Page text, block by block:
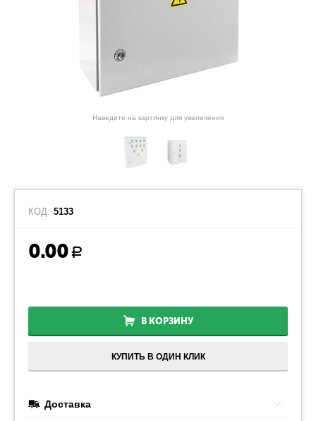
Наведите на картинку для увеличения
КОД: 5133
0.00 Р
В КОРЗИНУ
КУПИТЬ В ОДИН КЛИК
Доставка